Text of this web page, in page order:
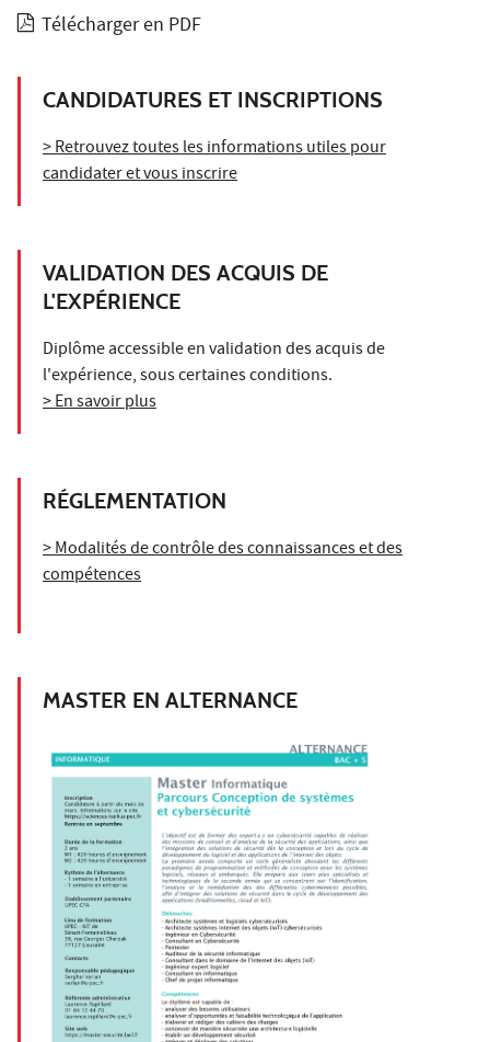
Télécharger en PDF
CANDIDATURES ET INSCRIPTIONS
> Retrouvez toutes les informations utiles pour
candidater et vous inscrire
VALIDATION DES ACQUIS DE
L'EXPÉRIENCE
Diplôme accessible en validation des acquis de
l'expérience, sous certaines conditions.
> En savoir plus
RÉGLEMENTATION
> Modalités de contrôle des connaissances et des
compétences
MASTER EN ALTERNANCE